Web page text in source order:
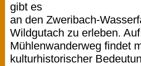
gibt es
an den Zweribach-
Wildgutach zu erleben.
Mühlenwanderweg findet
kulturhistorischer